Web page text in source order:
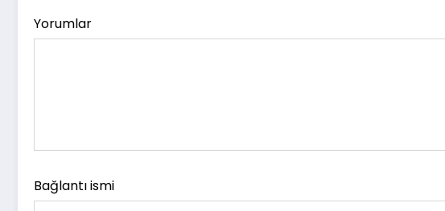
Yorumlar
Bağlantı ismi